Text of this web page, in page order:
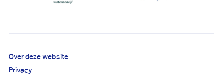
Over deze website
Privacy